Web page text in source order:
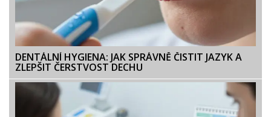
DENTÁLNÍ HYGIENA: JAK SPRÁVNĚ ČISTIT JAZYK A
ZLEPŠIT ČERSTVOST DECHU